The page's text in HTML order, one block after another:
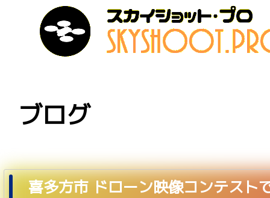
ブログ
喜多方市 ドローン映像コンテスト